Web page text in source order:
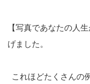
【写真であなたの人
げました。
これほどたくさんの